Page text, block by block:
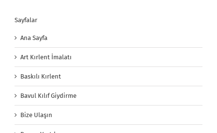
Sayfalar
Ana Sayfa
Art Kırlent İmalatı
Baskılı Kırlent
Bavul Kılıf Giydirme
Bize Ulaşın